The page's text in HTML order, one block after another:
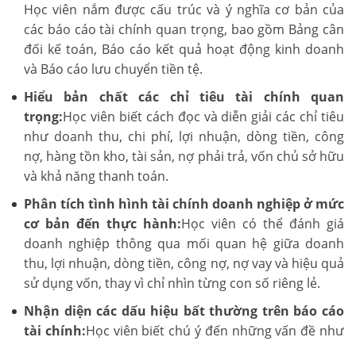
Học viên nắm được cấu trúc và ý nghĩa cơ bản của
các báo cáo tài chính quan trọng, bao gồm Bảng cân
đối kế toán, Báo cáo kết quả hoạt động kinh doanh
và Báo cáo lưu chuyển tiền tệ.
Hiểu bản chất các chỉ tiêu tài chính quan
trọng:Học viên biết cách đọc và diễn giải các chỉ tiêu
như doanh thu, chi phí, lợi nhuận, dòng tiền, công
nợ, hàng tồn kho, tài sản, nợ phải trả, vốn chủ sở hữu
và khả năng thanh toán.
Phân tích tình hình tài chính doanh nghiệp ở mức
cơ bản đến thực hành:Học viên có thể đánh giá
doanh nghiệp thông qua mối quan hệ giữa doanh
thu, lợi nhuận, dòng tiền, công nợ, nợ vay và hiệu quả
sử dụng vốn, thay vì chỉ nhìn từng con số riêng lẻ.
Nhận diện các dấu hiệu bất thường trên báo cáo
tài chính:Học viên biết chú ý đến những vấn đề như